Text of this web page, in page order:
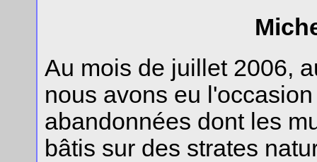
Au mois de juillet 2006,
nous avons eu
abandonnées dont les
bâtis sur des strates